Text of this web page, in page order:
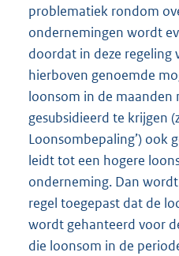
problematiek rondom
ondernemingen wordt
doordat in deze regeling
hierboven genoemde
loonsom in de maanden
gesubsidieerd te krijgen
Loonsombepaling’) ook
leidt tot een hogere
onderneming. Dan
regel toegepast dat de
wordt gehanteerd voor
die loonsom in de